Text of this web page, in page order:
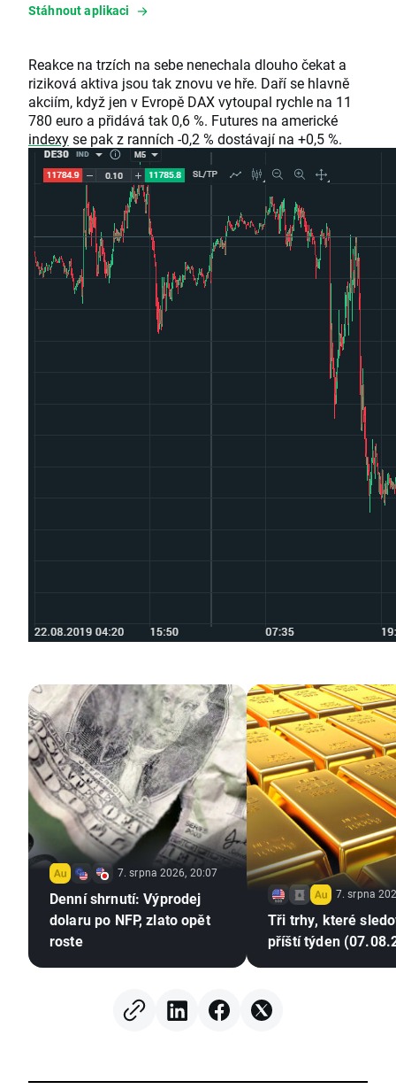
Stáhnout aplikaci
Reakce na trzích na sebe nenechala dlouho čekat a
riziková aktiva jsou tak znovu ve hře. Daří se hlavně
akciím, když jen v Evropě DAX vytoupal rychle na 11
780 euro a přidává tak 0,6 %. Futures na americké
indexyse pak z ranních -0,2 % dostávají na +0,5 %.
7. srpna 2026, 20:07
Denní shrnutí: Výprodej
dolaru po NFP, zlato opět
roste
7. srpna
Tři trhy, které
příští týden